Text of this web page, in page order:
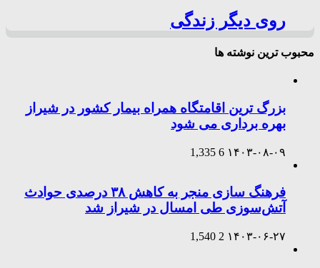
روی دیگر زندگی
محبوب ترین نوشته ها
بزرگ ترین اقامتگاه همراه بیمار کشور در شیراز
بهره برداری می شود
۱۴۰۳-۰۸-۰۹ 6
1,335
فرهنگ سازی منجر به کاهش ۳۸ درصدی حوادث
آتش‌سوزی طی امسال در شیراز شد
۱۴۰۳-۰۶-۲۷ 2
1,540